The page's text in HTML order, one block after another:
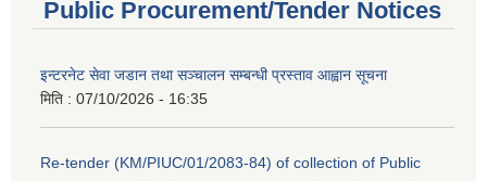
Public Procurement/Tender Notices
इन्टरनेट सेवा जडान तथा सञ्चालन सम्बन्धी प्रस्ताव आह्वान सूचना
मिति : 07/10/2026 - 16:35
Re-tender (KM/PIUC/01/2083-84) of collection of Public